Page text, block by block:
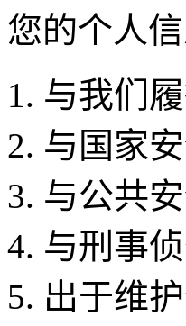
您的个人
与我们
与国家
与公共
与刑事
出于维